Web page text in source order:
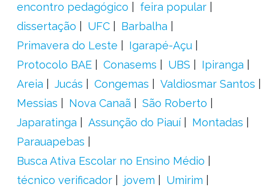
encontro pedagógico
feira popular
dissertação
UFC
Barbalha
Primavera do Leste
Igarapé-Açu
Protocolo BAE
Conasems UBS
Ipiranga
Areia
Jucás Congemas
Valdiosmar Santos
Messias
Nova Canaã
São Roberto
Japaratinga
Assunção do Piauí
Montadas
Parauapebas
Busca Ativa Escolar no Ensino Médio
técnico verificador
jovem
Umirim